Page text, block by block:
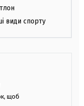
види спорту
щоб